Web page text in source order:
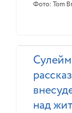
Фото: Tom
над